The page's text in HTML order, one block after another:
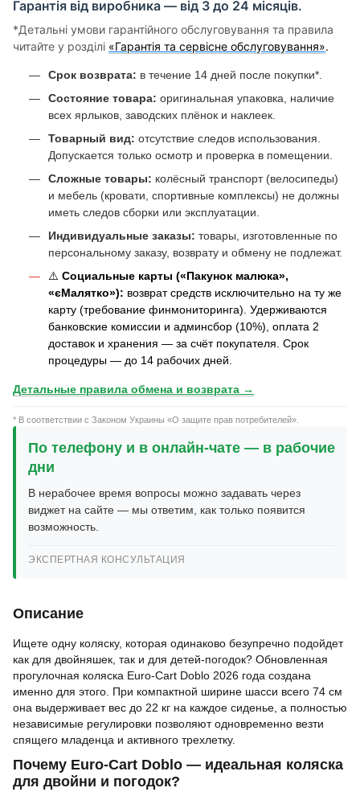
Гарантія від виробника — від 3 до 24 місяців.
*Детальні умови гарантійного обслуговування та правила
читайте у розділі «Гарантія та сервісне обслуговування».
Срок возврата: в течение 14 дней после покупки*.
Состояние товара: оригинальная упаковка, наличие
всех ярлыков, заводских плёнок и наклеек.
Товарный вид: отсутствие следов использования.
Допускается только осмотр и проверка в помещении.
Сложные товары: колёсный транспорт (велосипеды)
и мебель (кровати, спортивные комплексы) не должны
иметь следов сборки или эксплуатации.
Индивидуальные заказы: товары, изготовленные по
персональному заказу, возврату и обмену не подлежат.
⚠️ Социальные карты («Пакунок малюка»,
«єМалятко»): возврат средств исключительно на ту же
карту (требование финмониторинга). Удерживаются
банковские комиссии и админсбор (10%), оплата 2
доставок и хранения — за счёт покупателя. Срок
процедуры — до 14 рабочих дней.
Детальные правила обмена и возврата →
* В соответствии с Законом Украины «О защите прав потребителей».
По телефону и в онлайн-чате — в рабочие
дни
В нерабочее время вопросы можно задавать через
виджет на сайте — мы ответим, как только появится
возможность.
ЭКСПЕРТНАЯ КОНСУЛЬТАЦИЯ
Описание
Ищете одну коляску, которая одинаково безупречно подойдет
как для двойняшек, так и для детей-погодок? Обновленная
прогулочная коляска Euro-Cart Doblo 2026 года создана
именно для этого. При компактной ширине шасси всего 74 см
она выдерживает вес до 22 кг на каждое сиденье, а полностью
независимые регулировки позволяют одновременно везти
спящего младенца и активного трехлетку.
Почему Euro-Cart Doblo — идеальная коляска
для двойни и погодок?